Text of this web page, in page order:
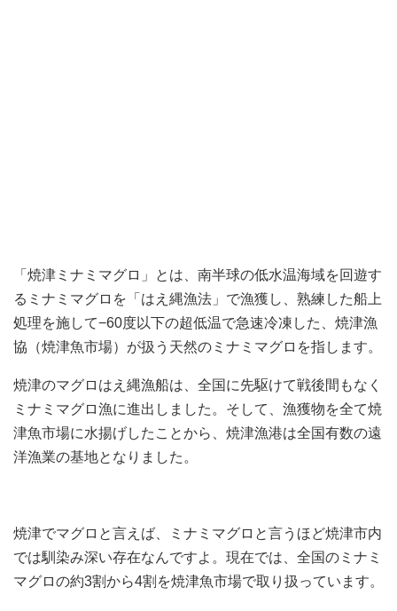
「焼津ミナミマグロ」とは、南半球の低水温海域を回遊す
るミナミマグロを「はえ縄漁法」で漁獲し、熟練した船上
処理を施して−60度以下の超低温で急速冷凍した、焼津漁
協（焼津魚市場）が扱う天然のミナミマグロを指します。
焼津のマグロはえ縄漁船は、全国に先駆けて戦後間もなく
ミナミマグロ漁に進出しました。そして、漁獲物を全て焼
津魚市場に水揚げしたことから、焼津漁港は全国有数の遠
洋漁業の基地となりました。
焼津でマグロと言えば、ミナミマグロと言うほど焼津市内
では馴染み深い存在なんですよ。現在では、全国のミナミ
マグロの約3割から4割を焼津魚市場で取り扱っています。